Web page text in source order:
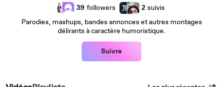
39 followers 2 suivis
Parodies, mashups, bandes annonces et autres montages
délirants à caractère humoristique.
Suivre